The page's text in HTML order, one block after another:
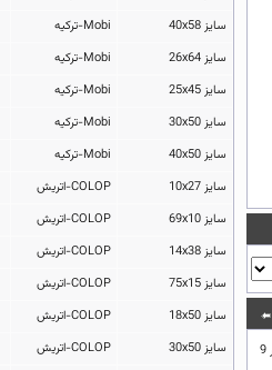
سایز 40x58
Mobi-ترکیه
سایز 26x64
Mobi-ترکیه
سایز 25x45
Mobi-ترکیه
سایز 30x50
Mobi-ترکیه
سایز 40x50
Mobi-ترکیه
سایز 10x27
COLOP-اتریش
سایز 69x10
COLOP-اتریش
سایز 14x38
COLOP-اتریش
سایز 75x15
COLOP-اتریش
سایز 18x50
COLOP-اتریش
سایز 30x50
COLOP-اتریش